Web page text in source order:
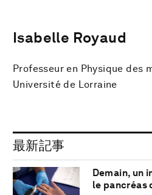
Isabelle Royaud
Professeur en Physique des
Université de Lorraine
最新記事
Demain, un
le pancréas